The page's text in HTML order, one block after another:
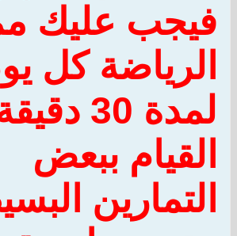
فيجب عليك
الرياضة كل
لمدة 30
القيام ببعض
التمارين